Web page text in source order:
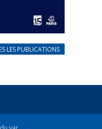
les réfugiés
LES PUBLICATIONS